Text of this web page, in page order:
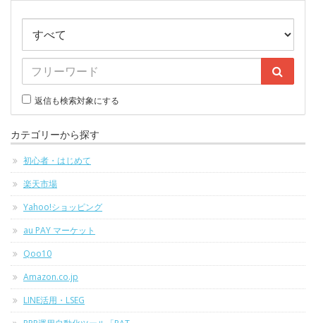
返信も検索対象にする
カテゴリーから探す
初心者・はじめて
楽天市場
Yahoo!ショッピング
au PAY マーケット
Qoo10
Amazon.co.jp
LINE活用・LSEG